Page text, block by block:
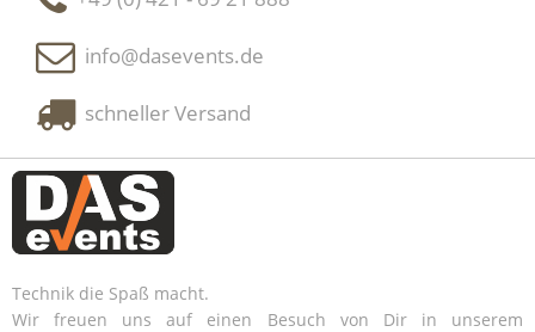
info@dasevents.de
schneller Versand
Technik die Spaß macht.
Wir freuen uns auf einen Besuch von Dir in unserem